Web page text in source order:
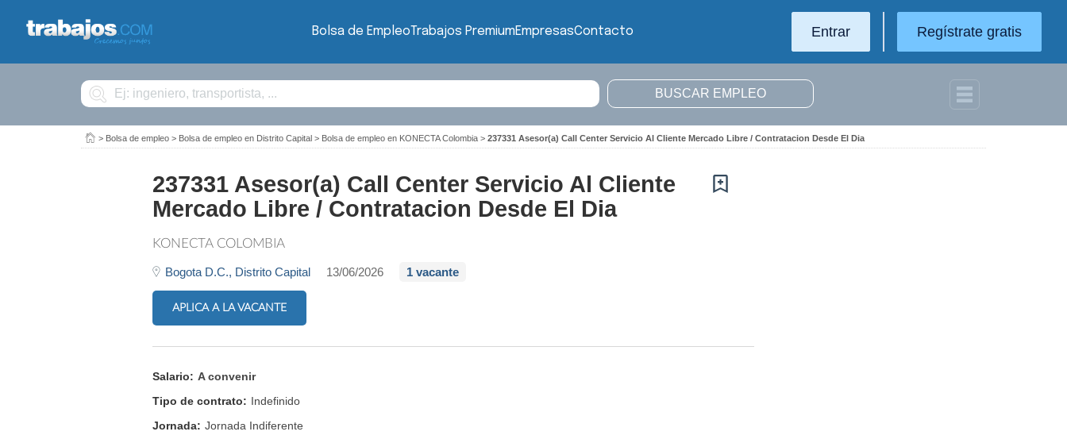
Bolsa de EmpleoTrabajos PremiumEmpresasContacto Entrar Regístrate gratis
Buscar
> Bolsa de empleo > Bolsa de empleo en Distrito Capital > Bolsa de empleo en KONECTA Colombia > 237331 Asesor(a) Call Center Servicio Al Cliente Mercado Libre / Contratacion Desde El Dia
237331 Asesor(a) Call Center Servicio Al Cliente
Mercado Libre / Contratacion Desde El Dia
KONECTA COLOMBIA
Bogota D.C., Distrito Capital 13/06/2026 1 vacante
APLICA A LA VACANTE
Salario: A convenir
Tipo de contrato: Indefinido
Jornada: Jornada Indiferente